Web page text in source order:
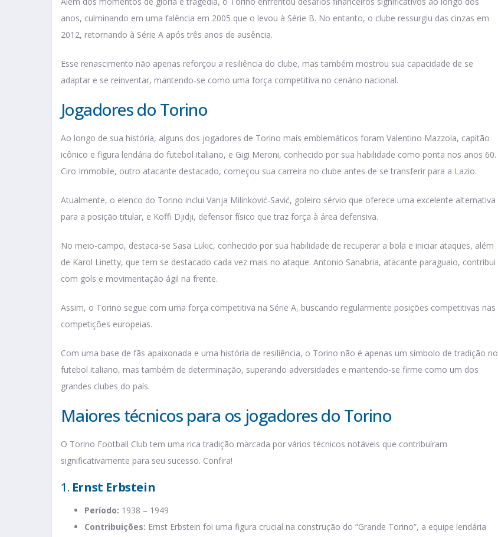
anos, culminando em uma falência em 2005 que o levou à Série B. No entanto, o clube ressurgiu das cinzas em
2012, retornando à Série A após três anos de ausência.
Esse renascimento não apenas reforçou a resiliência do clube, mas também mostrou sua capacidade de se
adaptar e se reinventar, mantendo-se como uma força competitiva no cenário nacional.
Jogadores do Torino
Ao longo de sua história, alguns dos jogadores de Torino mais emblemáticos foram Valentino Mazzola, capitão
icônico e figura lendária do futebol italiano, e Gigi Meroni, conhecido por sua habilidade como ponta nos anos 60.
Ciro Immobile, outro atacante destacado, começou sua carreira no clube antes de se transferir para a Lazio.
Atualmente, o elenco do Torino inclui Vanja Milinković-Savić, goleiro sérvio que oferece uma excelente alternativa
para a posição titular, e Koffi Djidji, defensor físico que traz força à área defensiva.
No meio-campo, destaca-se Sasa Lukic, conhecido por sua habilidade de recuperar a bola e iniciar ataques, além
de Karol Linetty, que tem se destacado cada vez mais no ataque. Antonio Sanabria, atacante paraguaio, contribui
com gols e movimentação ágil na frente.
Assim, o Torino segue com uma força competitiva na Série A, buscando regularmente posições competitivas nas
competições europeias.
Com uma base de fãs apaixonada e uma história de resiliência, o Torino não é apenas um símbolo de tradição no
futebol italiano, mas também de determinação, superando adversidades e mantendo-se firme como um dos
grandes clubes do país.
Maiores técnicos para os jogadores do Torino
O Torino Football Club tem uma rica tradição marcada por vários técnicos notáveis que contribuíram
significativamente para seu sucesso. Confira!
1. Ernst Erbstein
Período: 1938 – 1949
Contribuições: Ernst Erbstein foi uma figura crucial na construção do “Grande Torino”, a equipe lendária